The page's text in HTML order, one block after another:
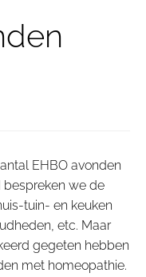
EHBO avonden
bespreken we de
tuin- en keuken
etc. Maar
gegeten hebben
met homeopathie.